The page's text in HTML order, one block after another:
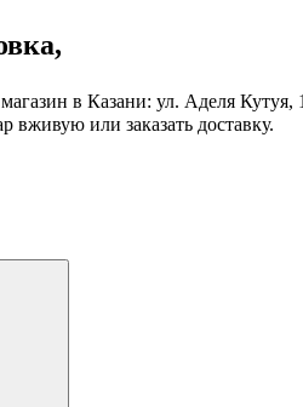
в Казани: ул. Аделя Кутуя,
вживую или заказать доставку.